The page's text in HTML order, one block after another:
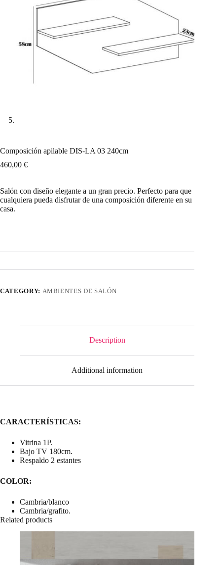
Composición apilable DIS-LA 03 240cm
460,00 €
Salón con diseño elegante a un gran precio. Perfecto para que
cualquiera pueda disfrutar de una composición diferente en su
casa.
CATEGORY: AMBIENTES DE SALÓN
Description
Additional information
CARACTERÍSTICAS:
Vitrina 1P.
Bajo TV 180cm.
Respaldo 2 estantes
COLOR:
Cambria/blanco
Cambria/grafito.
Related products